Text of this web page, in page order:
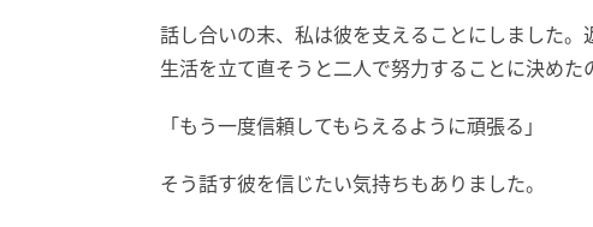
話し合いの末、私は彼を支えることにしました
生活を立て直そうと二人で努力することに決めた
「もう一度信頼してもらえるように頑張る」
そう話す彼を信じたい気持ちもありました。